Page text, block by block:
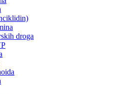
droga